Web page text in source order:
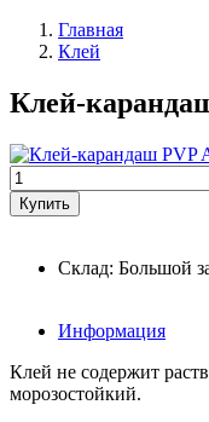
Главная
Клей
Клей-
Склад: Большой
Информация
Клей не содержит
морозостойкий.